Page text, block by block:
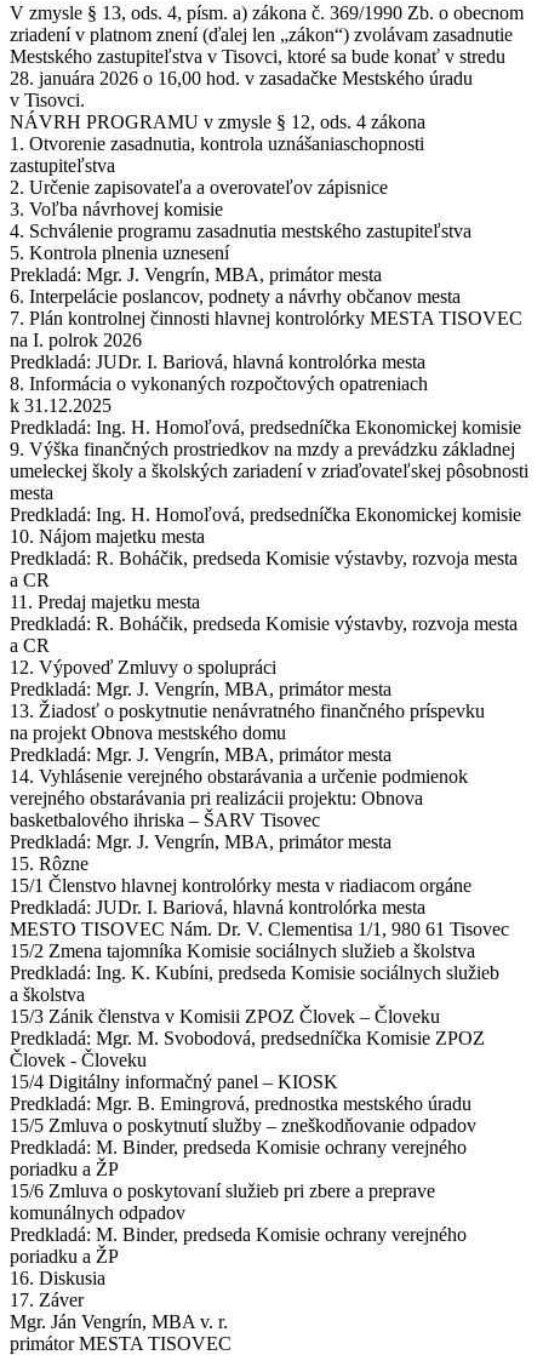
V zmysle § 13, ods. 4, písm. a) zákona č. 369/1990 Zb. o obecnom
zriadení v platnom znení (ďalej len „zákon“) zvolávam zasadnutie
Mestského zastupiteľstva v Tisovci, ktoré sa bude konať v stredu
28. januára 2026 o 16,00 hod. v zasadačke Mestského úradu
v Tisovci.
NÁVRH PROGRAMU v zmysle § 12, ods. 4 zákona
1. Otvorenie zasadnutia, kontrola uznášaniaschopnosti
zastupiteľstva
2. Určenie zapisovateľa a overovateľov zápisnice
3. Voľba návrhovej komisie
4. Schválenie programu zasadnutia mestského zastupiteľstva
5. Kontrola plnenia uznesení
Prekladá: Mgr. J. Vengrín, MBA, primátor mesta
6. Interpelácie poslancov, podnety a návrhy občanov mesta
7. Plán kontrolnej činnosti hlavnej kontrolórky MESTA TISOVEC
na I. polrok 2026
Predkladá: JUDr. I. Bariová, hlavná kontrolórka mesta
8. Informácia o vykonaných rozpočtových opatreniach
k 31.12.2025
Predkladá: Ing. H. Homoľová, predsedníčka Ekonomickej komisie
9. Výška finančných prostriedkov na mzdy a prevádzku základnej
umeleckej školy a školských zariadení v zriaďovateľskej pôsobnosti
mesta
Predkladá: Ing. H. Homoľová, predsedníčka Ekonomickej komisie
10. Nájom majetku mesta
Predkladá: R. Boháčik, predseda Komisie výstavby, rozvoja mesta
a CR
11. Predaj majetku mesta
Predkladá: R. Boháčik, predseda Komisie výstavby, rozvoja mesta
a CR
12. Výpoveď Zmluvy o spolupráci
Predkladá: Mgr. J. Vengrín, MBA, primátor mesta
13. Žiadosť o poskytnutie nenávratného finančného príspevku
na projekt Obnova mestského domu
Predkladá: Mgr. J. Vengrín, MBA, primátor mesta
14. Vyhlásenie verejného obstarávania a určenie podmienok
verejného obstarávania pri realizácii projektu: Obnova
basketbalového ihriska – ŠARV Tisovec
Predkladá: Mgr. J. Vengrín, MBA, primátor mesta
15. Rôzne
15/1 Členstvo hlavnej kontrolórky mesta v riadiacom orgáne
Predkladá: JUDr. I. Bariová, hlavná kontrolórka mesta
MESTO TISOVEC Nám. Dr. V. Clementisa 1/1, 980 61 Tisovec
15/2 Zmena tajomníka Komisie sociálnych služieb a školstva
Predkladá: Ing. K. Kubíni, predseda Komisie sociálnych služieb
a školstva
15/3 Zánik členstva v Komisii ZPOZ Človek – Človeku
Predkladá: Mgr. M. Svobodová, predsedníčka Komisie ZPOZ
Človek - Človeku
15/4 Digitálny informačný panel – KIOSK
Predkladá: Mgr. B. Emingrová, prednostka mestského úradu
15/5 Zmluva o poskytnutí služby – zneškodňovanie odpadov
Predkladá: M. Binder, predseda Komisie ochrany verejného
poriadku a ŽP
15/6 Zmluva o poskytovaní služieb pri zbere a preprave
komunálnych odpadov
Predkladá: M. Binder, predseda Komisie ochrany verejného
poriadku a ŽP
16. Diskusia
17. Záver
Mgr. Ján Vengrín, MBA v. r.
primátor MESTA TISOVEC